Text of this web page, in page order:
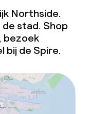
Northside.
de stad. Shop
bezoek
bij de Spire.